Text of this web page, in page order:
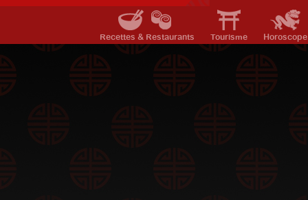
Recettes & Restaurants Tourisme Horoscope